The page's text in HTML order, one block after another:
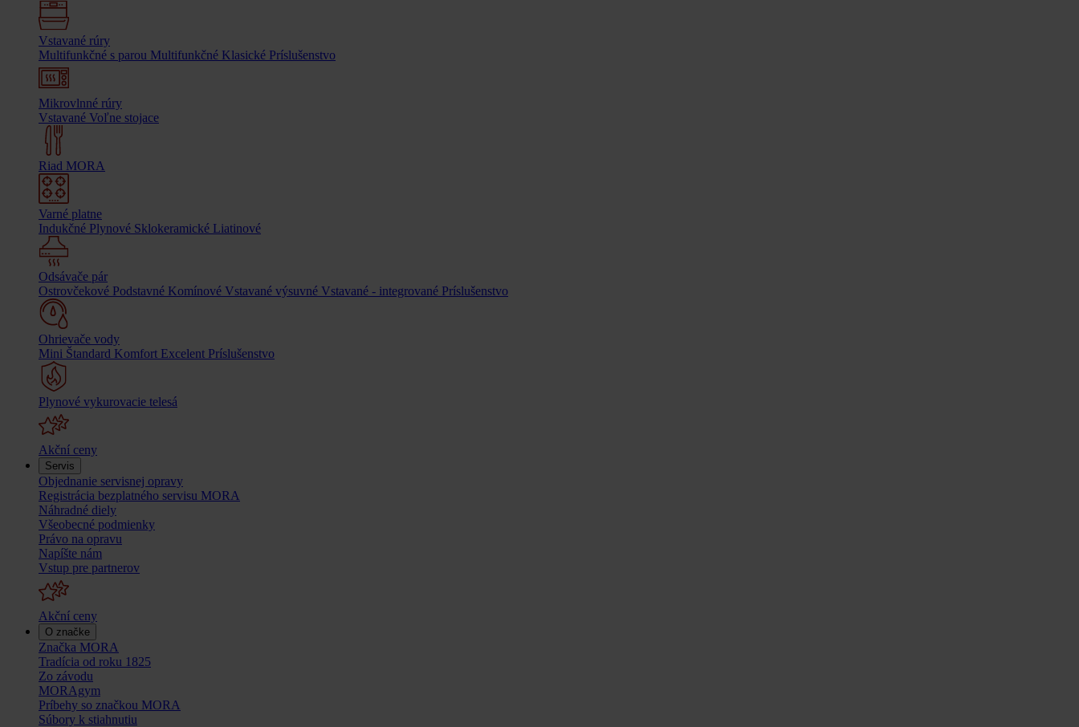
Vstavané rúry
Multifunkčné s parou Multifunkčné Klasické Príslušenstvo
Mikrovlnné rúry
Vstavané Voľne stojace
Riad MORA
Varné platne
Indukčné Plynové Sklokeramické Liatinové
Odsávače pár
Ostrovčekové Podstavné Komínové Vstavané výsuvné Vstavané - integrované Príslušenstvo
Ohrievače vody
Mini Štandard Komfort Excelent Príslušenstvo
Plynové vykurovacie telesá
Akční ceny
Servis
Objednanie servisnej opravy
Registrácia bezplatného servisu MORA
Náhradné diely
Všeobecné podmienky
Právo na opravu
Napíšte nám
Vstup pre partnerov
Akční ceny
O značke
Značka MORA
Tradícia od roku 1825
Zo závodu
MORAgym
Príbehy so značkou MORA
Súbory k stiahnutiu